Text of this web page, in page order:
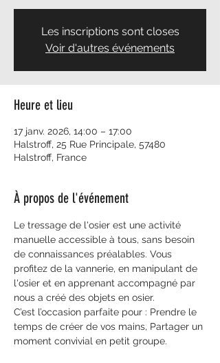
Les inscriptions sont closes
Voir d'autres événements
Heure et lieu
17 janv. 2026, 14:00 – 17:00
Halstroff, 25 Rue Principale, 57480
Halstroff, France
À propos de l'événement
Le tressage de l'osier est une activité
manuelle accessible à tous, sans besoin
de connaissances préalables. Vous
profitez de la vannerie, en manipulant de
l'osier et en apprenant accompagné par
nous a créé des objets en osier.
C’est l’occasion parfaite pour : Prendre le
temps de créer de vos mains, Partager un
moment convivial en petit groupe.